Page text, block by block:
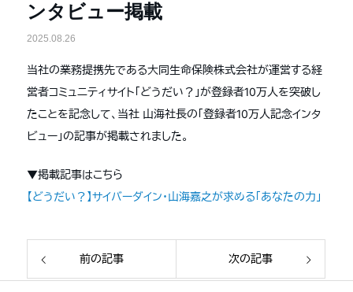
ンタビュー掲載
2025.08.26
当社の業務提携先である大同生命保険株式会社が運営する経
営者コミュニティサイト「どうだい？」が登録者10万人を突破し
たことを記念して、当社 山海社長の「登録者10万人記念インタ
ビュー」の記事が掲載されました。
▼掲載記事はこちら
【どうだい？】サイバーダイン・山海嘉之が求める「あなたの力」
前の記事 次の記事